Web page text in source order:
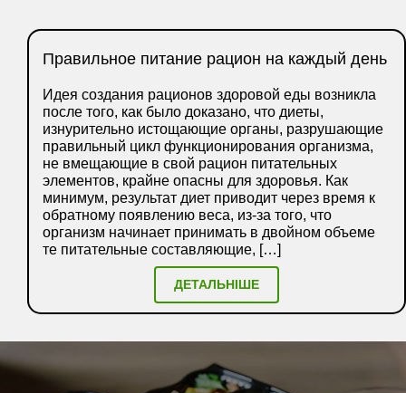
Правильное питание рацион на каждый день
Идея создания рационов здоровой еды возникла
после того, как было доказано, что диеты,
изнурительно истощающие органы, разрушающие
правильный цикл функционирования организма,
не вмещающие в свой рацион питательных
элементов, крайне опасны для здоровья. Как
минимум, результат диет приводит через время к
обратному появлению веса, из-за того, что
организм начинает принимать в двойном объеме
те питательные составляющие, […]
ДЕТАЛЬНІШЕ